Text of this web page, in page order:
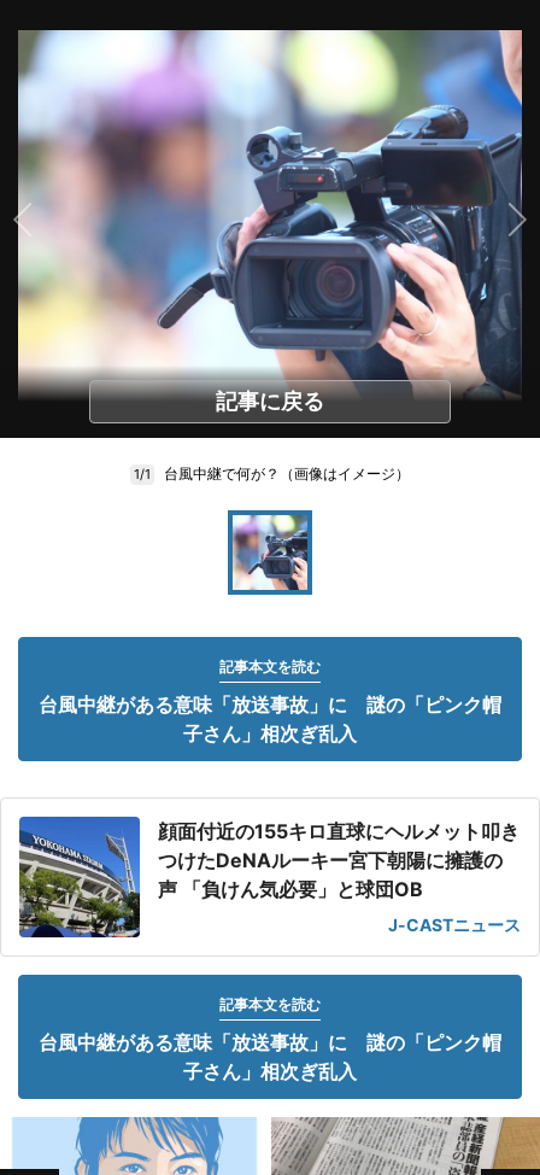
記事に戻る
1/1 台風中継で何が？（画像はイメージ）
記事本文を読む
台風中継がある意味「放送事故」に 謎の「ピンク帽
子さん」相次ぎ乱入
顔面付近の155キロ直球にヘルメット叩き
つけたDeNAルーキー宮下朝陽に擁護の
声 「負けん気必要」と球団OB
J-CASTニュース
記事本文を読む
台風中継がある意味「放送事故」に 謎の「ピンク帽
子さん」相次ぎ乱入